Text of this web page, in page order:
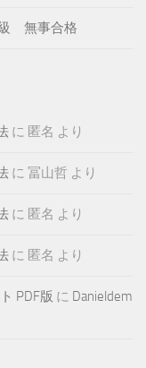
無事合格
に 匿名 より
に 冨山哲 より
に 匿名 より
に 匿名 より
PDF版 に Danieldem